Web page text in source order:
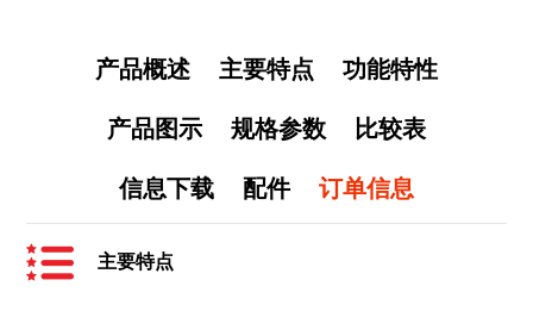
产品概述 主要特点
功能特性
产品图示
规格参数
比较表
信息下载
配件 订单信息
主要特点